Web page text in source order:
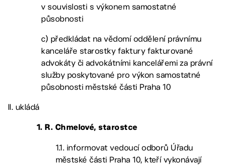
v souvislosti s výkonem samostatné
působnosti
c) předkládat na vědomí oddělení právnímu
kanceláře starostky faktury fakturované
advokáty či advokátními kancelářemi za právní
služby poskytované pro výkon samostatné
působnosti městské části Praha 10
II. ukládá
1. R. Chmelové, starostce
1.1. informovat vedoucí odborů Úřadu
městské části Praha 10, kteří vykonávají